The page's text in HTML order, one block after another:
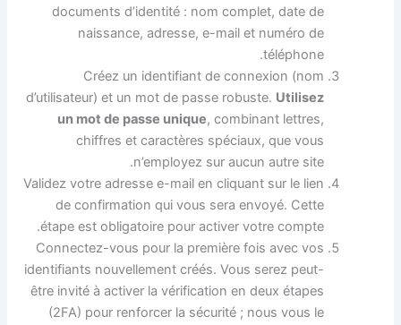
documents d’identité : nom complet, date de
naissance, adresse, e-mail et numéro de
téléphone.
Créez un identifiant de connexion (nom
d’utilisateur) et un mot de passe robuste. Utilisez
un mot de passe unique, combinant lettres,
chiffres et caractères spéciaux, que vous
n’employez sur aucun autre site.
Validez votre adresse e-mail en cliquant sur le lien
de confirmation qui vous sera envoyé. Cette
étape est obligatoire pour activer votre compte.
Connectez-vous pour la première fois avec vos
identifiants nouvellement créés. Vous serez peut-
être invité à activer la vérification en deux étapes
(2FA) pour renforcer la sécurité ; nous vous le